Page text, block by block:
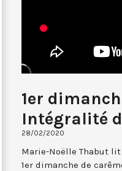
1er
Intégralité
28/02/2020
Marie-Noëlle Thabut
1er dimanche de